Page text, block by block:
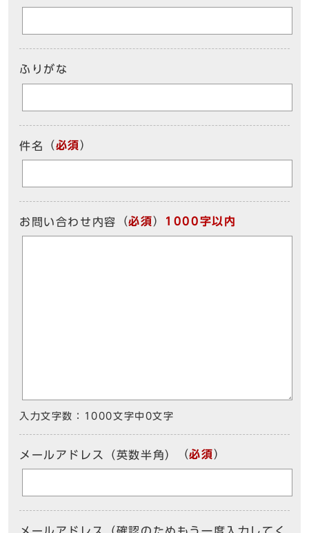
ふりがな
件名 （必須）
お問い合わせ内容 （必須） 1000字以内
入力文字数： 1000文字中 0文字
メールアドレス（英数半角） （必須）